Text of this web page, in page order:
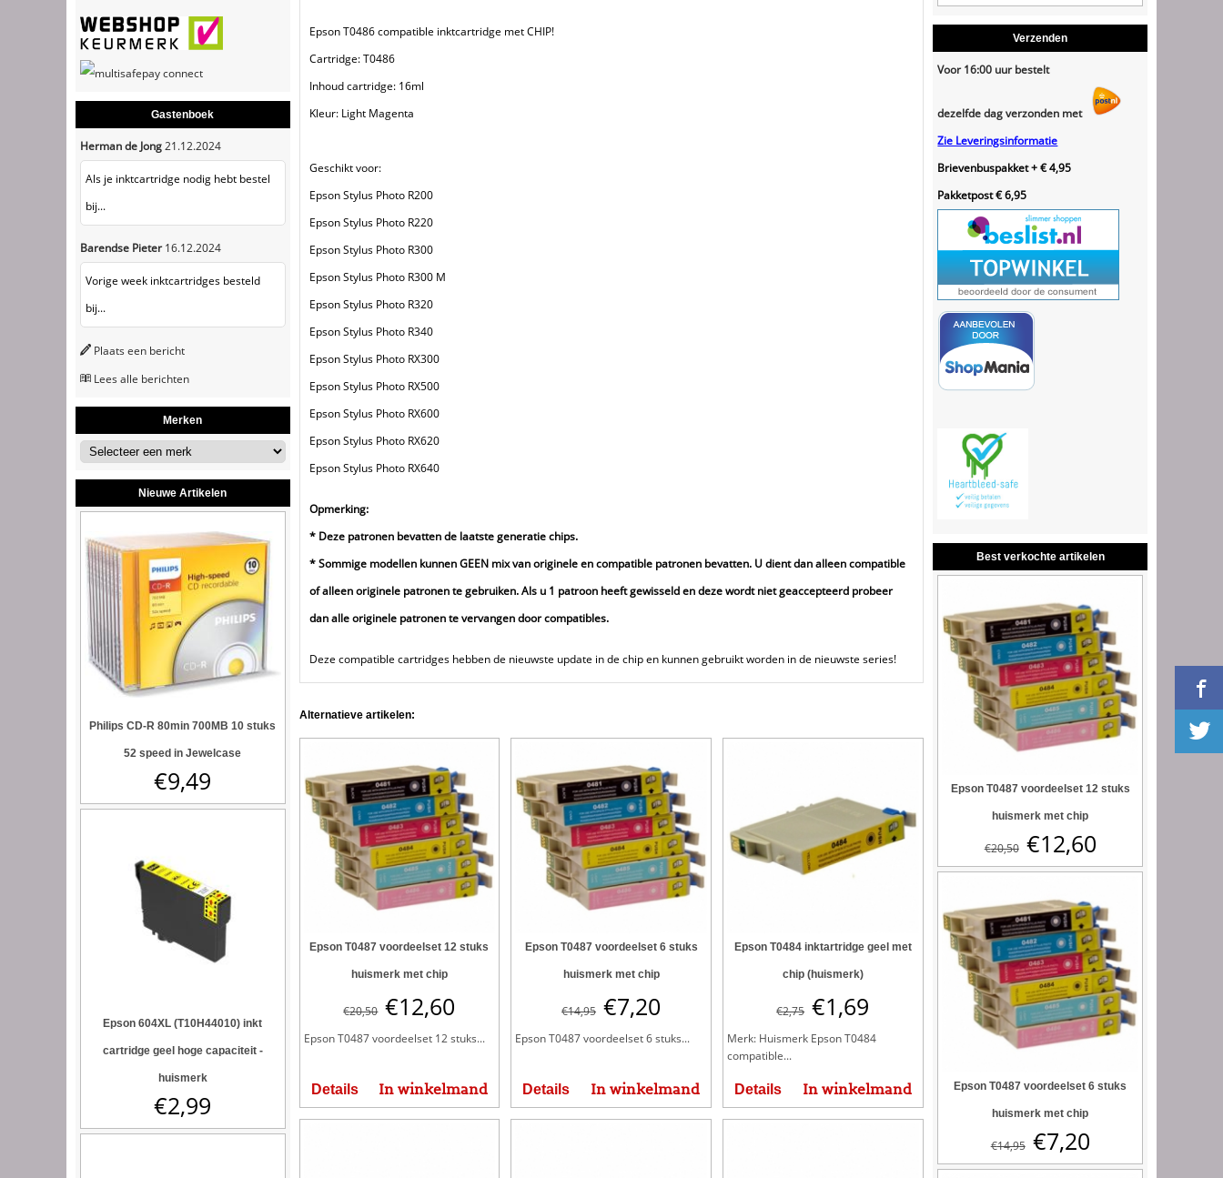
Gastenboek
Herman de Jong21.12.2024
Als je inktcartridge nodig hebt bestel
bij...
Barendse Pieter 16.12.2024
Vorige week inktcartridges besteld
bij...
Plaats een bericht
Lees alle berichten
Merken
Nieuwe Artikelen
Philips CD-R 80min 700MB 10 stuks
52 speed in Jewelcase
€9,49
Epson 604XL (T10H44010) inkt
cartridge geel hoge capaciteit -
huismerk
€2,99
Epson T0486 compatible inktcartridge met CHIP!
Cartridge: T0486
Inhoud cartridge: 16ml
Kleur: Light Magenta
Geschikt voor:
Epson Stylus Photo R200
Epson Stylus Photo R220
Epson Stylus Photo R300
Epson Stylus Photo R300 M
Epson Stylus Photo R320
Epson Stylus Photo R340
Epson Stylus Photo RX300
Epson Stylus Photo RX500
Epson Stylus Photo RX600
Epson Stylus Photo RX620
Epson Stylus Photo RX640
Opmerking:
* Deze patronen bevatten de laatste generatie chips.
* Sommige modellen kunnen GEEN mix van originele en compatible patronen bevatten. U dient dan alleen compatible
of alleen originele patronen te gebruiken. Als u 1 patroon heeft gewisseld en deze wordt niet geaccepteerd probeer
dan alle originele patronen te vervangen door compatibles.
Deze compatible cartridges hebben de nieuwste update in de chip en kunnen gebruikt worden in de nieuwste series!
Alternatieve artikelen:
Epson T0487 voordeelset 12 stuks
huismerk met chip
€20,50 €12,60
Epson T0487 voordeelset 12 stuks...
Details In winkelmand
Epson T0487 voordeelset 6 stuks
huismerk met chip
€14,95 €7,20
Epson T0487 voordeelset 6 stuks...
Details In winkelmand
Epson T0484 inktartridge geel met
chip (huismerk)
€2,75 €1,69
Merk: Huismerk Epson T0484
compatible...
Details In winkelmand
Verzenden
Voor 16:00 uur bestelt
dezelfde dag verzonden met
Zie Leveringsinformatie
Brievenbuspakket + € 4,95
Pakketpost € 6,95
Best verkochte artikelen
Epson T0487 voordeelset 12 stuks
huismerk met chip
€20,50 €12,60
Epson T0487 voordeelset 6 stuks
huismerk met chip
€14,95 €7,20